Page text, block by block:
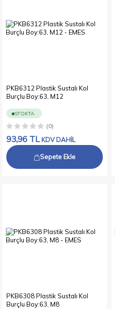
PKB6312 Plastik Sustalı Kol
Burçlu Boy:63, M12
STOKTA
(0)
93,96 TL KDV DAHİL
Sepete Ekle
PKB6308 Plastik Sustalı Kol
Burçlu Boy:63, M8